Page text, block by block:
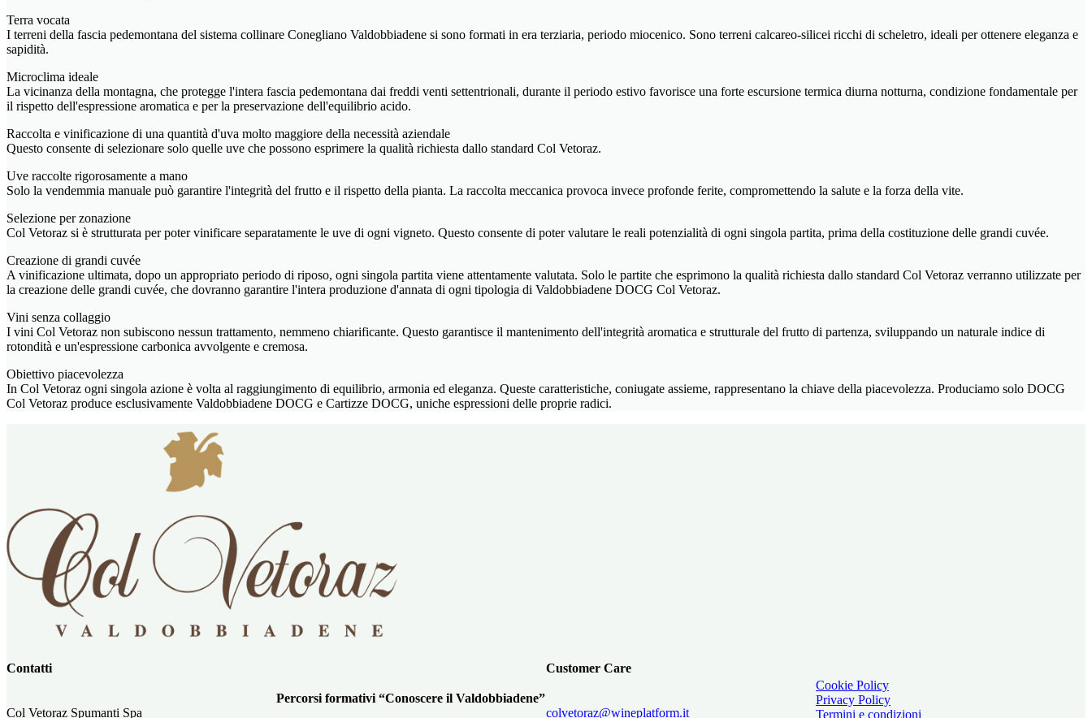
Terra vocata
I terreni della fascia pedemontana del sistema collinare Conegliano Valdobbiadene si sono formati in era terziaria, periodo miocenico. Sono terreni calcareo-silicei ricchi di scheletro, ideali per ottenere eleganza e
sapidità.
Microclima ideale
La vicinanza della montagna, che protegge l'intera fascia pedemontana dai freddi venti settentrionali, durante il periodo estivo favorisce una forte escursione termica diurna notturna, condizione fondamentale per
il rispetto dell'espressione aromatica e per la preservazione dell'equilibrio acido.
Raccolta e vinificazione di una quantità d'uva molto maggiore della necessità aziendale
Questo consente di selezionare solo quelle uve che possono esprimere la qualità richiesta dallo standard Col Vetoraz.
Uve raccolte rigorosamente a mano
Solo la vendemmia manuale può garantire l'integrità del frutto e il rispetto della pianta. La raccolta meccanica provoca invece profonde ferite, compromettendo la salute e la forza della vite.
Selezione per zonazione
Col Vetoraz si è strutturata per poter vinificare separatamente le uve di ogni vigneto. Questo consente di poter valutare le reali potenzialità di ogni singola partita, prima della costituzione delle grandi cuvée.
Creazione di grandi cuvée
A vinificazione ultimata, dopo un appropriato periodo di riposo, ogni singola partita viene attentamente valutata. Solo le partite che esprimono la qualità richiesta dallo standard Col Vetoraz verranno utilizzate per
la creazione delle grandi cuvée, che dovranno garantire l'intera produzione d'annata di ogni tipologia di Valdobbiadene DOCG Col Vetoraz.
Vini senza collaggio
I vini Col Vetoraz non subiscono nessun trattamento, nemmeno chiarificante. Questo garantisce il mantenimento dell'integrità aromatica e strutturale del frutto di partenza, sviluppando un naturale indice di
rotondità e un'espressione carbonica avvolgente e cremosa.
Obiettivo piacevolezza
In Col Vetoraz ogni singola azione è volta al raggiungimento di equilibrio, armonia ed eleganza. Queste caratteristiche, coniugate assieme, rappresentano la chiave della piacevolezza. Produciamo solo DOCG
Col Vetoraz produce esclusivamente Valdobbiadene DOCG e Cartizze DOCG, uniche espressioni delle proprie radici.
Contatti
Col Vetoraz Spumanti Spa
Percorsi formativi “Conoscere il Valdobbiadene”
Customer Care
colvetoraz@wineplatform.it
Cookie Policy
Privacy Policy
Termini e condizioni